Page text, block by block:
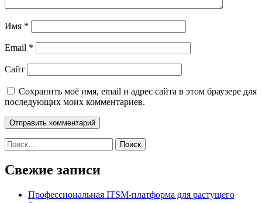
Имя *
Email *
Сайт
Сохранить моё имя, email и адрес сайта в этом браузере для
последующих моих комментариев.
Найти:
Свежие записи
Профессиональная ITSM-платформа для растущего